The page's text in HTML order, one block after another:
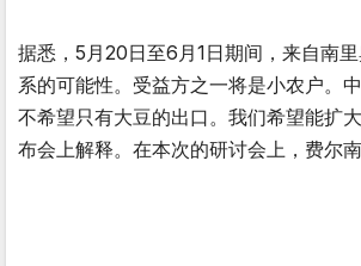
据悉，5月20日至6月1日期间，来自南
系的可能性。受益方之一将是小农户。
不希望只有大豆的出口。我们希望能扩
布会上解释。在本次的研讨会上，费尔